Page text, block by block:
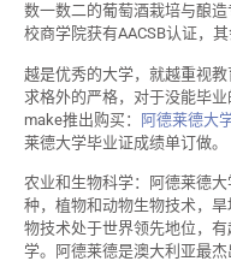
数一数二的葡萄酒栽培与酿
校商学院获有AACSB认证，
越是优秀的大学，就越重视
求格外的严格，对于没能毕
make推出购买： 阿德莱德大
莱德大学毕业证成绩单订做。
农业和生物科学：阿德莱德
种，植物和动物生物技术，
物技术处于世界领先地位，
学。阿德莱德是澳大利亚最